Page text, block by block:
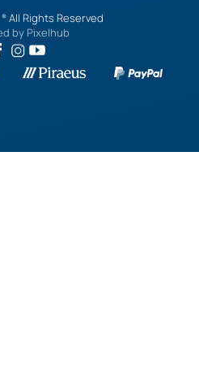
® All Rights Reserved
by Pixelhub